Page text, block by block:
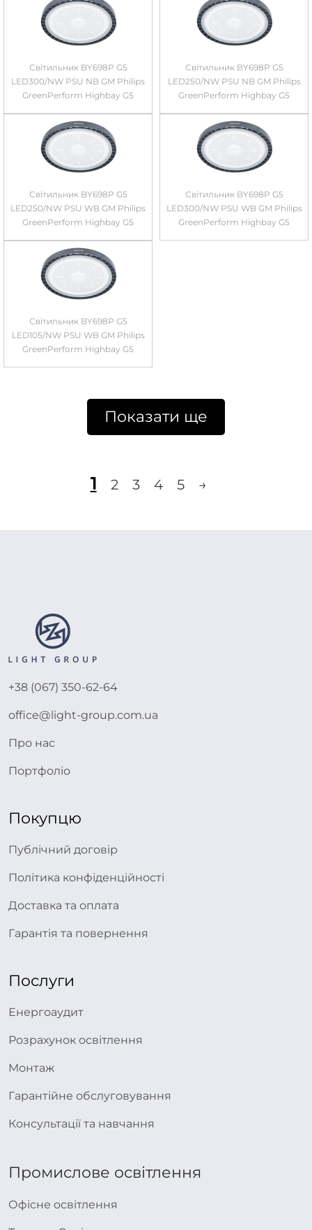
Світильник BY698P G5
LED300/NW PSU NB GM Philips
GreenPerform Highbay G5
Світильник BY698P G5
LED250/NW PSU NB GM Philips
GreenPerform Highbay G5
Світильник BY698P G5
LED250/NW PSU WB GM Philips
GreenPerform Highbay G5
Світильник BY698P G5
LED300/NW PSU WB GM Philips
GreenPerform Highbay G5
Світильник BY698P G5
LED105/NW PSU WB GM Philips
GreenPerform Highbay G5
Показати ще
1 2 3 4 5 →
+38 (067) 350-62-64
office@light-group.com.ua
Про нас
Портфоліо
Покупцю
Публічний договір
Політика конфіденційності
Доставка та оплата
Гарантія та повернення
Послуги
Енергоаудит
Розрахунок освітлення
Монтаж
Гарантійне обслуговування
Консультації та навчання
Промислове освітлення
Офісне освітлення